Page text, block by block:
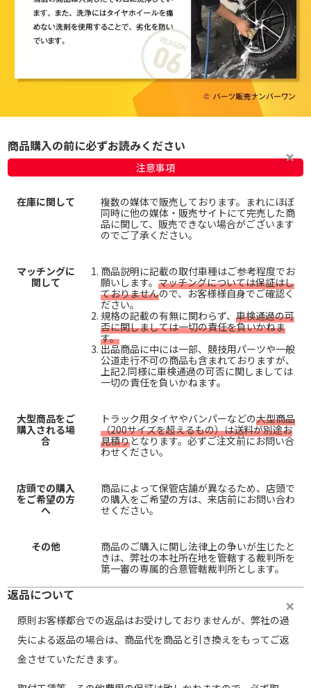
商品購入の前に必ずお読みください
注意事項
在庫に関して
複数の媒体で販売しております。まれにほぼ
同時に他の媒体・販売サイトにて完売した商
品に関して、販売できない場合がございます
のでご了承ください。
マッチングに
関して
商品説明に記載の取付車種はご参考程度でお
願いします。 マッチングについては保証はし
ておりませんので、お客様様自身でご確認く
ださい。
規格の記載の有無に関わらず、 車検通過の可
否に関しましては一切の責任を負いかねま
す。
出品商品に中には一部、競技用パーツや一般
公道走行不可の商品も含まれておりますが、
上記2.同様に車検通過の可否に関しましては
一切の責任を負いかねます。
大型商品をご
購入される場
合
トラック用タイヤやバンパーなどの大型商品
（200サイズを超えるもの）は送料が別途お
見積りとなります。必ずご注文前にお問い合
わせください。
店頭での購入
をご希望の方
へ
商品によって保管店舗が異なるため、店頭で
の購入をご希望の方は、来店前にお問い合わ
せください。
その他
商品のご購入に関し法律上の争いが生じたと
きは、弊社の本社所在地を管轄する裁判所を
第一審の専属的合意管轄裁判所とします。
返品について
原則お客様都合での返品はお受けしておりませんが、弊社の過
失による返品の場合は、商品代を商品と引き換えをもってご返
金させていただきます。